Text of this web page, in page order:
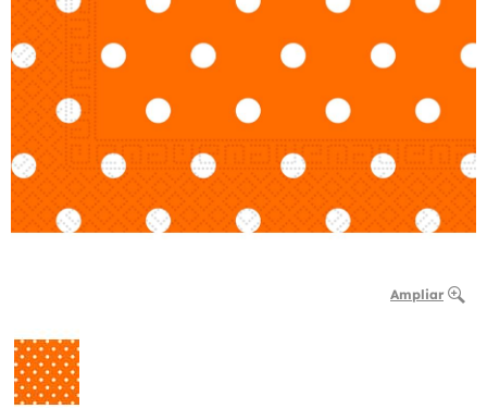
Ampliar